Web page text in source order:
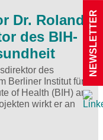
Dr. Roland
des BIH-
des
Berliner Institut für
of Health (BIH) an
wirkt er an
NEWSLETTER